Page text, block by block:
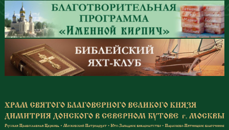
Перейти к основному содержанию